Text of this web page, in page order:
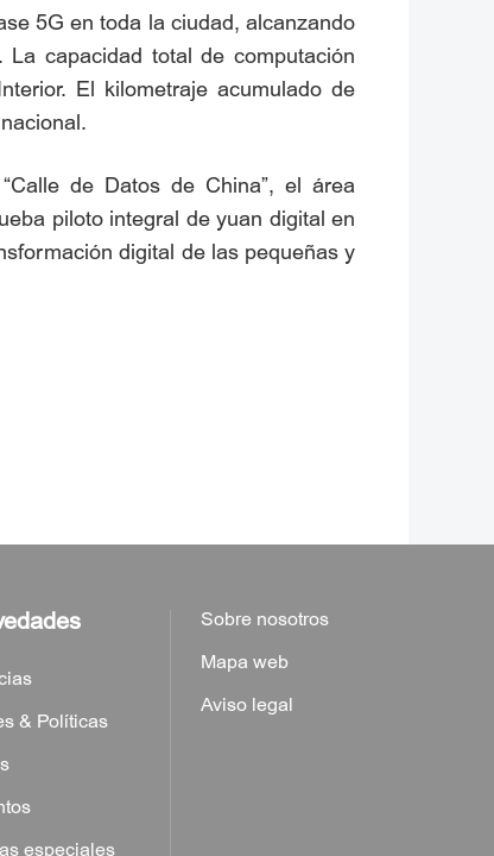
5G en toda la ciudad, alcanzando
capacidad total de computación
El kilometraje acumulado de
de Datos de China”, el área
piloto integral de yuan digital en
digital de las pequeñas y
& Políticas
especiales
Sobre nosotros
Mapa web
Aviso legal